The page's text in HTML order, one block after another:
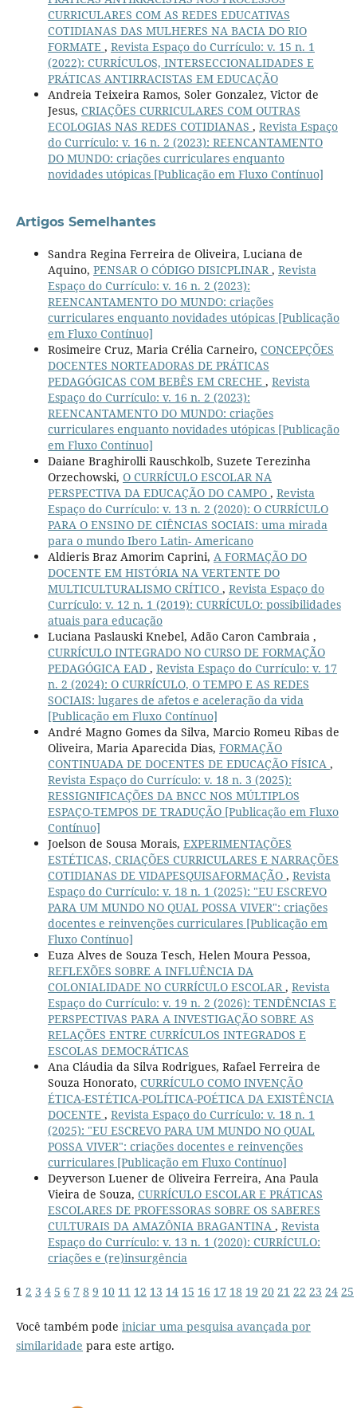
CURRICULARES COM AS REDES EDUCATIVAS
COTIDIANAS DAS MULHERES NA BACIA DO RIO
FORMATE , Revista Espaço do Currículo: v. 15 n. 1
(2022): CURRÍCULOS, INTERSECCIONALIDADES E
PRÁTICAS ANTIRRACISTAS EM EDUCAÇÃO
Andreia Teixeira Ramos, Soler Gonzalez, Victor de
Jesus, CRIAÇÕES CURRICULARES COM OUTRAS
ECOLOGIAS NAS REDES COTIDIANAS , Revista Espaço
do Currículo: v. 16 n. 2 (2023): REENCANTAMENTO
DO MUNDO: criações curriculares enquanto
novidades utópicas [Publicação em Fluxo Contínuo]
Artigos Semelhantes
Sandra Regina Ferreira de Oliveira, Luciana de
Aquino, PENSAR O CÓDIGO DISICPLINAR, Revista
Espaço do Currículo: v. 16 n. 2 (2023):
REENCANTAMENTO DO MUNDO: criações
curriculares enquanto novidades utópicas [Publicação
em Fluxo Contínuo]
Rosimeire Cruz, Maria Crélia Carneiro, CONCEPÇÕES
DOCENTES NORTEADORAS DE PRÁTICAS
PEDAGÓGICAS COM BEBÊS EM CRECHE , Revista
Espaço do Currículo: v. 16 n. 2 (2023):
REENCANTAMENTO DO MUNDO: criações
curriculares enquanto novidades utópicas [Publicação
em Fluxo Contínuo]
Daiane Braghirolli Rauschkolb, Suzete Terezinha
Orzechowski, O CURRÍCULO ESCOLAR NA
PERSPECTIVA DA EDUCAÇÃO DO CAMPO , Revista
Espaço do Currículo: v. 13 n. 2 (2020): O CURRÍCULO
PARA O ENSINO DE CIÊNCIAS SOCIAIS: uma mirada
para o mundo Ibero Latin- Americano
Aldieris Braz Amorim Caprini, A FORMAÇÃO DO
DOCENTE EM HISTÓRIA NA VERTENTE DO
MULTICULTURALISMO CRÍTICO , Revista Espaço do
Currículo: v. 12 n. 1 (2019): CURRÍCULO: possibilidades
atuais para educação
Luciana Paslauski Knebel, Adão Caron Cambraia ,
CURRÍCULO INTEGRADO NO CURSO DE FORMAÇÃO
PEDAGÓGICA EAD , Revista Espaço do Currículo: v. 17
n. 2 (2024): O CURRÍCULO, O TEMPO E AS REDES
SOCIAIS: lugares de afetos e aceleração da vida
[Publicação em Fluxo Contínuo]
André Magno Gomes da Silva, Marcio Romeu Ribas de
Oliveira, Maria Aparecida Dias, FORMAÇÃO
CONTINUADA DE DOCENTES DE EDUCAÇÃO FÍSICA ,
Revista Espaço do Currículo: v. 18 n. 3 (2025):
RESSIGNIFICAÇÕES DA BNCC NOS MÚLTIPLOS
ESPAÇO-TEMPOS DE TRADUÇÃO [Publicação em Fluxo
Contínuo]
Joelson de Sousa Morais, EXPERIMENTAÇÕES
ESTÉTICAS, CRIAÇÕES CURRICULARES E NARRAÇÕES
COTIDIANAS DE VIDAPESQUISAFORMAÇÃO , Revista
Espaço do Currículo: v. 18 n. 1 (2025): "EU ESCREVO
PARA UM MUNDO NO QUAL POSSA VIVER": criações
docentes e reinvenções curriculares [Publicação em
Fluxo Contínuo]
Euza Alves de Souza Tesch, Helen Moura Pessoa,
REFLEXÕES SOBRE A INFLUÊNCIA DA
COLONIALIDADE NO CURRÍCULO ESCOLAR, Revista
Espaço do Currículo: v. 19 n. 2 (2026): TENDÊNCIAS E
PERSPECTIVAS PARA A INVESTIGAÇÃO SOBRE AS
RELAÇÕES ENTRE CURRÍCULOS INTEGRADOS E
ESCOLAS DEMOCRÁTICAS
Ana Cláudia da Silva Rodrigues, Rafael Ferreira de
Souza Honorato, CURRÍCULO COMO INVENÇÃO
ÉTICA-ESTÉTICA-POLÍTICA-POÉTICA DA EXISTÊNCIA
DOCENTE , Revista Espaço do Currículo: v. 18 n. 1
(2025): "EU ESCREVO PARA UM MUNDO NO QUAL
POSSA VIVER": criações docentes e reinvenções
curriculares [Publicação em Fluxo Contínuo]
Deyverson Luener de Oliveira Ferreira, Ana Paula
Vieira de Souza, CURRÍCULO ESCOLAR E PRÁTICAS
ESCOLARES DE PROFESSORAS SOBRE OS SABERES
CULTURAIS DA AMAZÔNIA BRAGANTINA , Revista
Espaço do Currículo: v. 13 n. 1 (2020): CURRÍCULO:
criações e (re)insurgência
1 2 3 4 5 6 7 8 9 10 11 12 13 14 15 16 17 18 19 20 21 22 23 24 25
Você também pode iniciar uma pesquisa avançada por
similaridade para este artigo.